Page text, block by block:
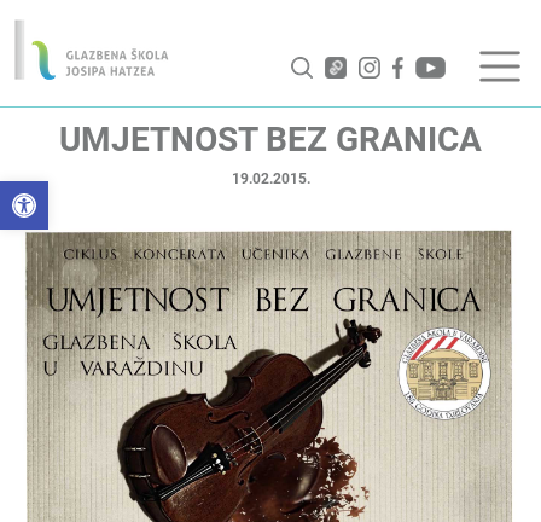
Open toolbar
UMJETNOST BEZ GRANICA
19.02.2015.